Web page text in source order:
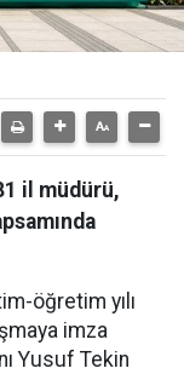
il müdürü,
öğretim yılı
imza
Yusuf Tekin